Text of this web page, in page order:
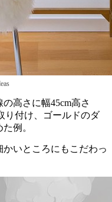
高さに幅45cm高さ
り付け、ゴールドのダ
例。
いところにもこだわっ